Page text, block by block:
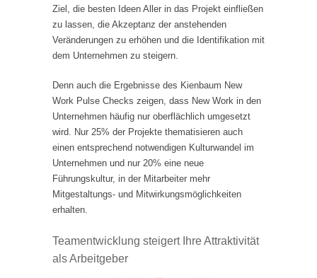
Ziel, die besten Ideen Aller in das Projekt einfließen
zu lassen, die Akzeptanz der anstehenden
Veränderungen zu erhöhen und die Identifikation mit
dem Unternehmen zu steigern.
Denn auch die Ergebnisse des Kienbaum New
Work Pulse Checks zeigen, dass New Work in den
Unternehmen häufig nur oberflächlich umgesetzt
wird. Nur 25% der Projekte thematisieren auch
einen entsprechend notwendigen Kulturwandel im
Unternehmen und nur 20% eine neue
Führungskultur, in der Mitarbeiter mehr
Mitgestaltungs- und Mitwirkungsmöglichkeiten
erhalten.
Teamentwicklung steigert Ihre Attraktivität
als Arbeitgeber